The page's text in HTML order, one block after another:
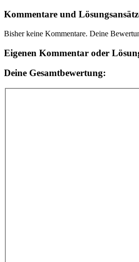
Kommentare und
Bisher keine Kommentare. Deine
Eigenen Kommentar oder
Deine Gesamtbewertung: